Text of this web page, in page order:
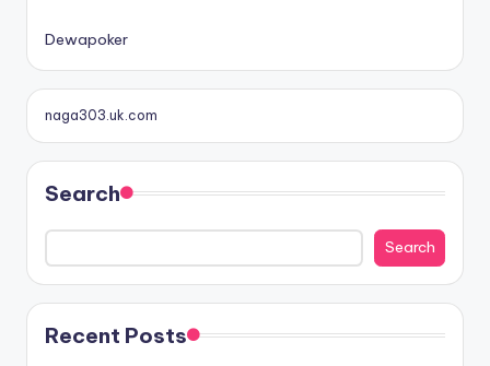
o
u
s
D
e
p
s
i
t
e
Dewapoker
naga303.uk.com
Search
Search
Recent Posts